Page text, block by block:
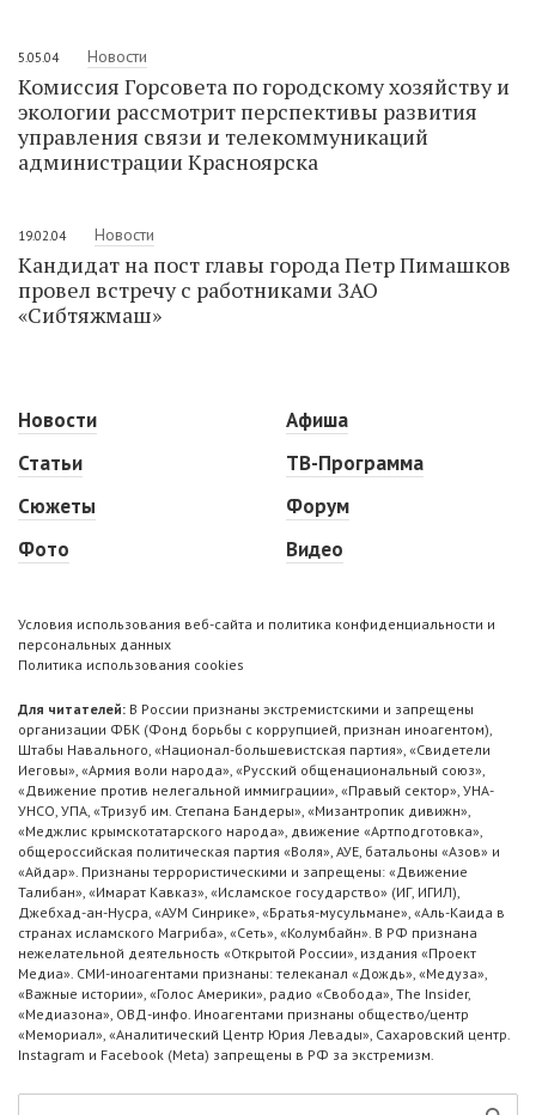
5.05.04 Новости
Комиссия Горсовета по городскому хозяйству и
экологии рассмотрит перспективы развития
управления связи и телекоммуникаций
администрации Красноярска
19.02.04 Новости
Кандидат на пост главы города Петр Пимашков
провел встречу с работниками ЗАО
«Сибтяжмаш»
Новости
Статьи
Сюжеты
Фото
Афиша
ТВ-Программа
Форум
Видео
Условия использования веб-сайта и политика конфиденциальности и
персональных данных
Политика использования cookies
Для читателей: В России признаны экстремистскими и запрещены
организации ФБК (Фонд борьбы с коррупцией, признан иноагентом),
Штабы Навального, «Национал-большевистская партия», «Свидетели
Иеговы», «Армия воли народа», «Русский общенациональный союз»,
«Движение против нелегальной иммиграции», «Правый сектор», УНА-
УНСО, УПА, «Тризуб им. Степана Бандеры», «Мизантропик дивижн»,
«Меджлис крымскотатарского народа», движение «Артподготовка»,
общероссийская политическая партия «Воля», АУЕ, батальоны «Азов» и
«Айдар». Признаны террористическими и запрещены: «Движение
Талибан», «Имарат Кавказ», «Исламское государство» (ИГ, ИГИЛ),
Джебхад-ан-Нусра, «АУМ Синрике», «Братья-мусульмане», «Аль-Каида в
странах исламского Магриба», «Сеть», «Колумбайн». В РФ признана
нежелательной деятельность «Открытой России», издания «Проект
Медиа». СМИ-иноагентами признаны: телеканал «Дождь», «Медуза»,
«Важные истории», «Голос Америки», радио «Свобода», The Insider,
«Медиазона», ОВД-инфо. Иноагентами признаны общество/центр
«Мемориал», «Аналитический Центр Юрия Левады», Сахаровский центр.
Instagram и Facebook (Metа) запрещены в РФ за экстремизм.